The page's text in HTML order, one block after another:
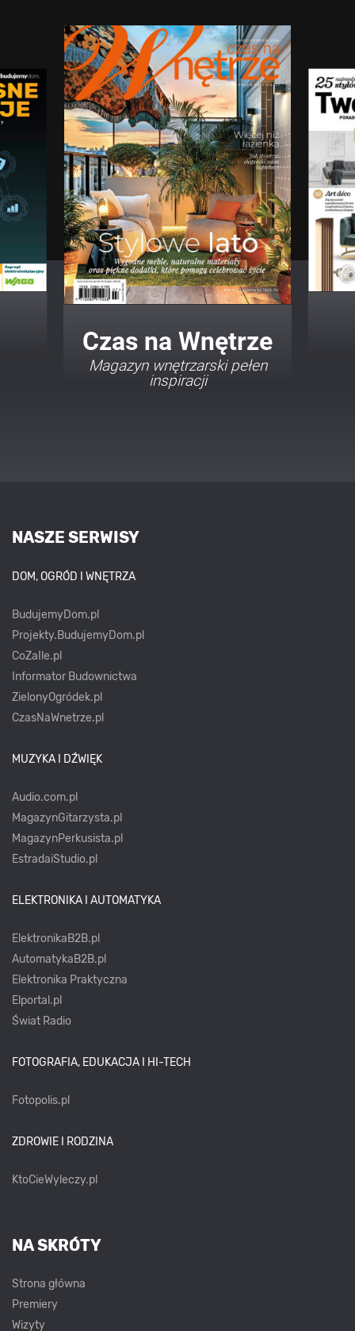
Twój Dom Twój Styl
Porady i inspiracje w
najmodniejszych stylach
NASZE SERWISY
DOM, OGRÓD I WNĘTRZA
BudujemyDom.pl
Projekty.BudujemyDom.pl
CoZaIle.pl
Informator Budownictwa
ZielonyOgródek.pl
CzasNaWnetrze.pl
MUZYKA I DŹWIĘK
Audio.com.pl
MagazynGitarzysta.pl
MagazynPerkusista.pl
EstradaiStudio.pl
ELEKTRONIKA I AUTOMATYKA
ElektronikaB2B.pl
AutomatykaB2B.pl
Elektronika Praktyczna
Elportal.pl
Świat Radio
FOTOGRAFIA, EDUKACJA I HI-TECH
Fotopolis.pl
ZDROWIE I RODZINA
KtoCieWyleczy.pl
NA SKRÓTY
Strona główna
Premiery
Wizyty